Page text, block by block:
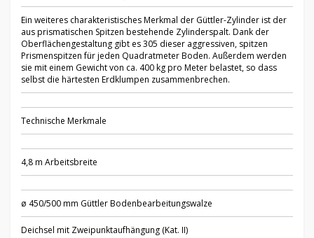
Ein weiteres charakteristisches Merkmal der Güttler-Zylinder ist der
aus prismatischen Spitzen bestehende Zylinderspalt. Dank der
Oberflächengestaltung gibt es 305 dieser aggressiven, spitzen
Prismenspitzen für jeden Quadratmeter Boden. Außerdem werden
sie mit einem Gewicht von ca. 400 kg pro Meter belastet, so dass
selbst die härtesten Erdklumpen zusammenbrechen.
Technische Merkmale
4,8 m Arbeitsbreite
ø 450/500 mm Güttler Bodenbearbeitungswalze
Deichsel mit Zweipunktaufhängung (Kat. II)